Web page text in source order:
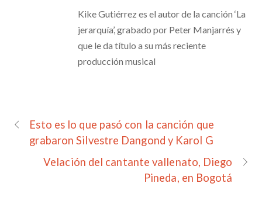
Kike Gutiérrez es el autor de la canción ‘La
jerarquía’, grabado por Peter Manjarrés y
que le da título a su más reciente
producción musical
Esto es lo que pasó con la canción que
grabaron Silvestre Dangond y Karol G
Velación del cantante vallenato, Diego
Pineda, en Bogotá